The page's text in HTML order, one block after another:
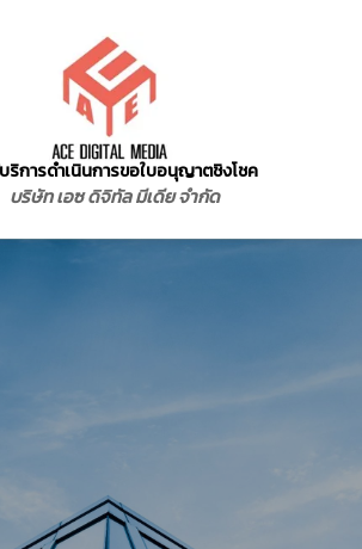
ริการดำเนินการขอใบอนุญาตชิงโชค
บริษัท เอซ ดิจิทัล มีเดีย จำกัด